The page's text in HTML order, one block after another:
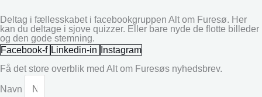
Deltag i fællesskabet i facebookgruppen Alt om Furesø. Her
kan du deltage i sjove quizzer. Eller bare nyde de flotte billeder
og den gode stemning.
Facebook-f Linkedin-in
Instagram
Få det store overblik med Alt om Furesøs nyhedsbrev.
Navn